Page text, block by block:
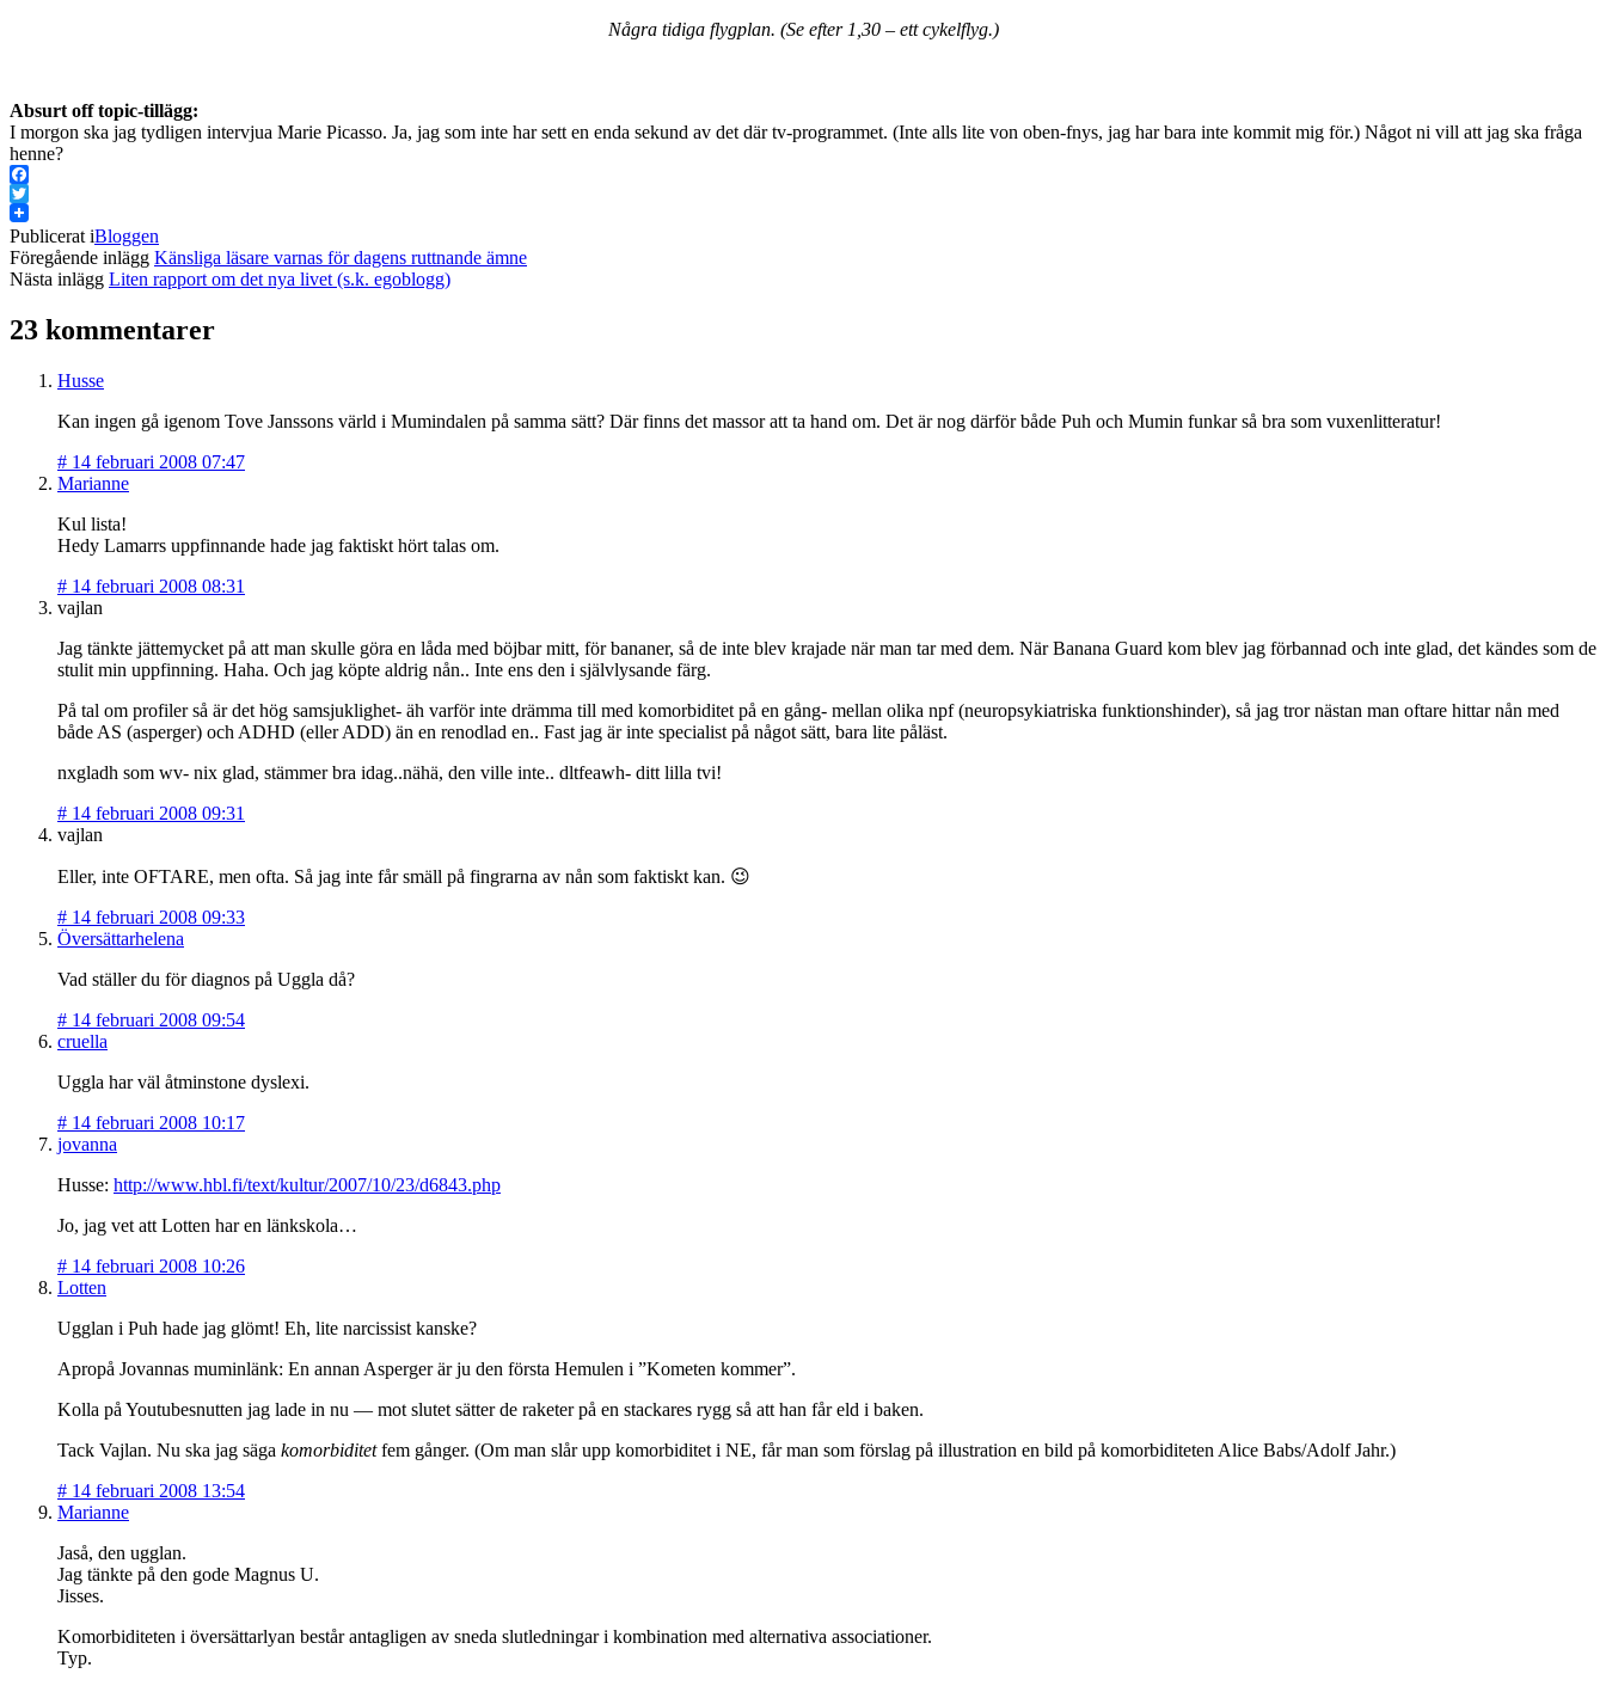
Några tidiga flygplan. (Se efter 1,30 – ett cykelflyg.)
Absurt off topic-tillägg:
I morgon ska jag tydligen intervjua Marie Picasso. Ja, jag som inte har sett en enda sekund av det där tv-programmet. (Inte alls lite von oben-fnys, jag har bara inte kommit mig för.) Något ni vill att jag ska fråga
henne?
Facebook
Twitter
Publicerat iBloggen
Föregående inlägg Känsliga läsare varnas för dagens ruttnande ämne
Nästa inlägg Liten rapport om det nya livet (s.k. egoblogg)
23 kommentarer
Husse
Kan ingen gå igenom Tove Janssons värld i Mumindalen på samma sätt? Där finns det massor att ta hand om. Det är nog därför både Puh och Mumin funkar så bra som vuxenlitteratur!
# 14 februari 2008 07:47
Marianne
Kul lista!
Hedy Lamarrs uppfinnande hade jag faktiskt hört talas om.
# 14 februari 2008 08:31
vajlan
Jag tänkte jättemycket på att man skulle göra en låda med böjbar mitt, för bananer, så de inte blev krajade när man tar med dem. När Banana Guard kom blev jag förbannad och inte glad, det kändes som de
stulit min uppfinning. Haha. Och jag köpte aldrig nån.. Inte ens den i självlysande färg.
På tal om profiler så är det hög samsjuklighet- äh varför inte drämma till med komorbiditet på en gång- mellan olika npf (neuropsykiatriska funktionshinder), så jag tror nästan man oftare hittar nån med
både AS (asperger) och ADHD (eller ADD) än en renodlad en.. Fast jag är inte specialist på något sätt, bara lite påläst.
nxgladh som wv- nix glad, stämmer bra idag..nähä, den ville inte.. dltfeawh- ditt lilla tvi!
# 14 februari 2008 09:31
vajlan
Eller, inte OFTARE, men ofta. Så jag inte får smäll på fingrarna av nån som faktiskt kan. 😉
# 14 februari 2008 09:33
Översättarhelena
Vad ställer du för diagnos på Uggla då?
# 14 februari 2008 09:54
cruella
Uggla har väl åtminstone dyslexi.
# 14 februari 2008 10:17
jovanna
Husse: http://www.hbl.fi/text/kultur/2007/10/23/d6843.php
Jo, jag vet att Lotten har en länkskola…
# 14 februari 2008 10:26
Lotten
Ugglan i Puh hade jag glömt! Eh, lite narcissist kanske?
Apropå Jovannas muminlänk: En annan Asperger är ju den första Hemulen i ”Kometen kommer”.
Kolla på Youtubesnutten jag lade in nu — mot slutet sätter de raketer på en stackares rygg så att han får eld i baken.
Tack Vajlan. Nu ska jag säga komorbiditetfem gånger. (Om man slår upp komorbiditet i NE, får man som förslag på illustration en bild på komorbiditeten Alice Babs/Adolf Jahr.)
# 14 februari 2008 13:54
Marianne
Jaså, den ugglan.
Jag tänkte på den gode Magnus U.
Jisses.
Komorbiditeten i översättarlyan består antagligen av sneda slutledningar i kombination med alternativa associationer.
Typ.